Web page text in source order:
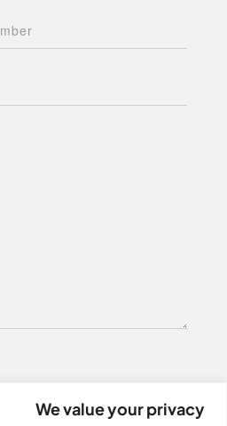
We value your privacy